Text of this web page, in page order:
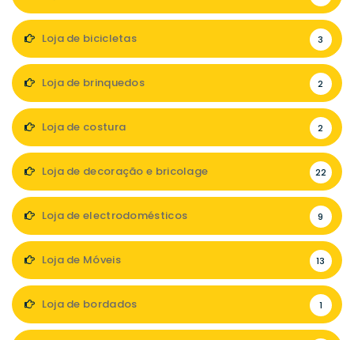
Loja de bicicletas 3
Loja de brinquedos 2
Loja de costura 2
Loja de decoração e bricolage 22
Loja de electrodomésticos 9
Loja de Móveis 13
Loja de bordados 1